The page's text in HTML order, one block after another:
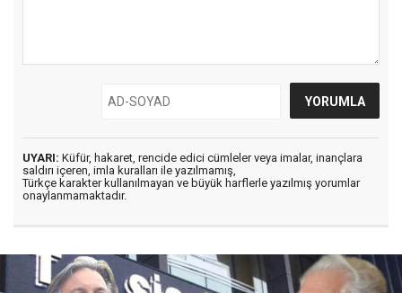
UYARI: Küfür, hakaret, rencide edici cümleler veya imalar, inançlara
saldırı içeren, imla kuralları ile yazılmamış,
Türkçe karakter kullanılmayan ve büyük harflerle yazılmış yorumlar
onaylanmamaktadır.